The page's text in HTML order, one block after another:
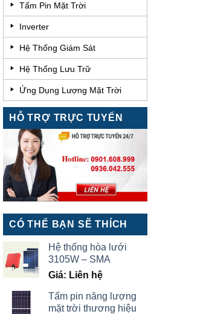
Tấm Pin Mặt Trời
Inverter
Hệ Thống Giám Sát
Hệ Thống Lưu Trữ
Ứng Dụng Lượng Mặt Trời
HỖ TRỢ TRỰC TUYẾN
CÓ THỂ BẠN SẼ THÍCH
Hệ thống hòa lưới
3105W – SMA
Giá: Liên hệ
Tấm pin năng lượng
mặt trời thương hiệu